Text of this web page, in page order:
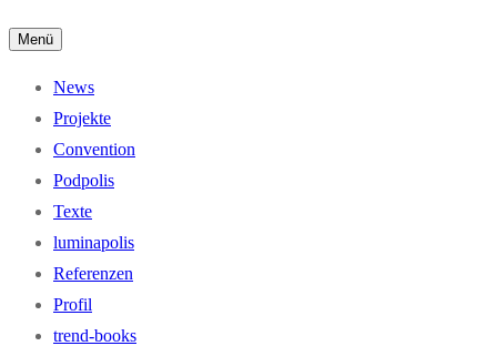
Menü
News
Projekte
Convention
Podpolis
Texte
luminapolis
Referenzen
Profil
trend-books